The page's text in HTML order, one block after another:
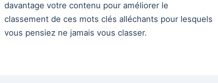
davantage votre contenu pour améliorer le
classement de ces mots clés alléchants pour lesquels
vous pensiez ne jamais vous classer.